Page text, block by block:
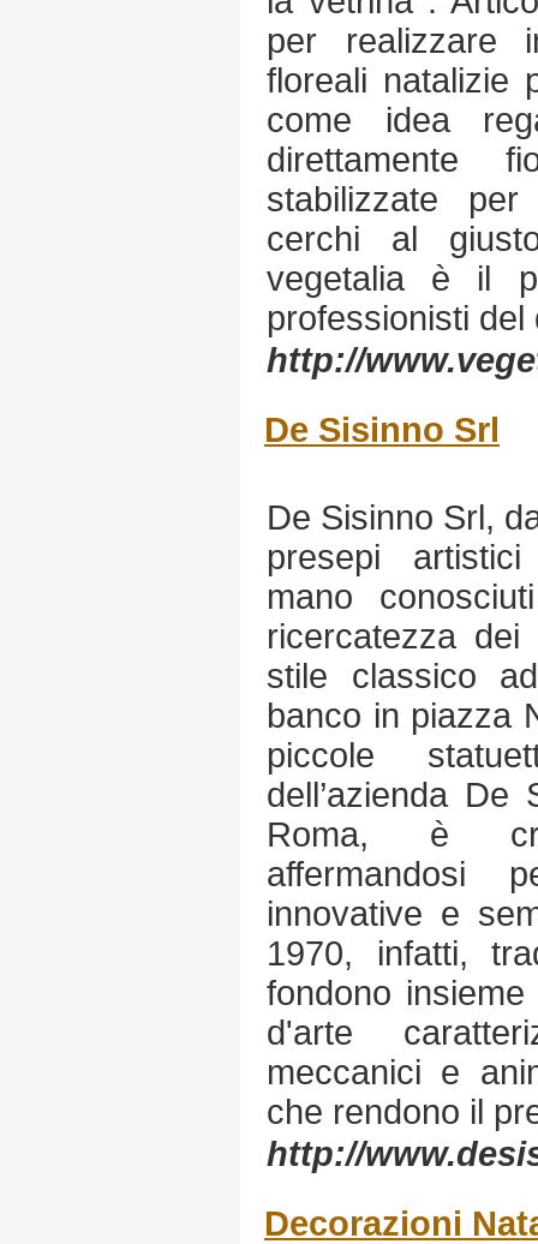
per realizzare
floreali natalizie
come idea
direttamente
stabilizzate
cerchi al
vegetalia è il
professionisti
http://
De Sisinno Srl
De Sisinno Srl,
presepi
mano
ricercatezza
stile classico
banco in piazza
piccole
dell’azienda
Roma, è
affermandosi
innovative e
1970, infatti,
fondono
d'arte
meccanici e
che rendono il
http://
Decorazioni